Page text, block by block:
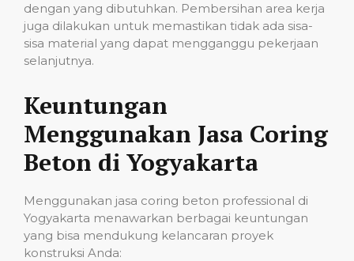
dengan yang dibutuhkan. Pembersihan area kerja
juga dilakukan untuk memastikan tidak ada sisa-
sisa material yang dapat mengganggu pekerjaan
selanjutnya.
Keuntungan
Menggunakan Jasa Coring
Beton di Yogyakarta
Menggunakan jasa coring beton professional di
Yogyakarta menawarkan berbagai keuntungan
yang bisa mendukung kelancaran proyek
konstruksi Anda: